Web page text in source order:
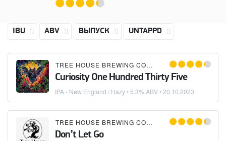
IBU ABV ВЫПУСК UNTAPPD
TREE HOUSE BREWING COMPANY
Curiosity One Hundred Thirty Five
IPA - New England / Hazy• 5.3% ABV •20.10.2023
TREE HOUSE BREWING COMPANY
Don’t Let Go